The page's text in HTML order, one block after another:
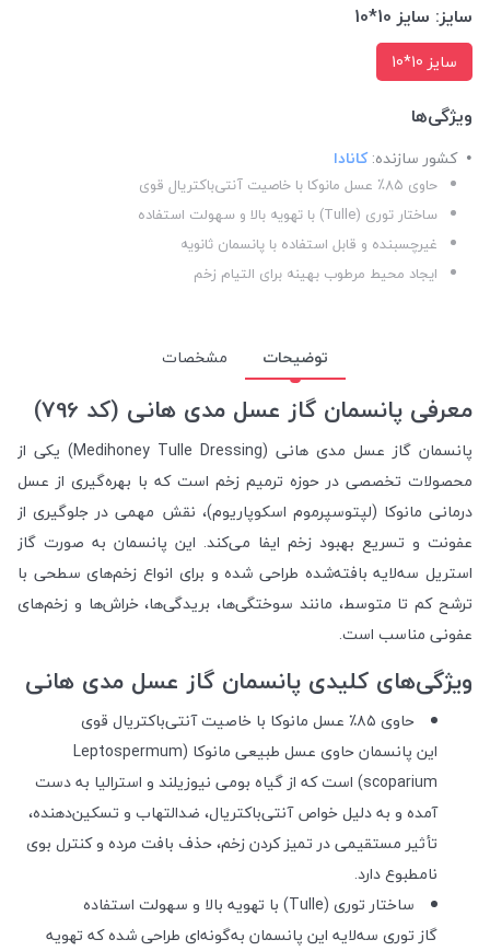
سایز: سایز 10*10
سایز 10*10
ویژگی‌ها
کشور سازنده: کانادا
حاوی ۸۵٪ عسل مانوکا با خاصیت آنتی‌باکتریال قوی
ساختار توری (Tulle) با تهویه بالا و سهولت استفاده
غیرچسبنده و قابل استفاده با پانسمان ثانویه
ایجاد محیط مرطوب بهینه برای التیام زخم
توضیحات مشخصات
معرفی پانسمان گاز عسل مدی هانی (کد 796)
پانسمان گاز عسل مدی هانی (Medihoney Tulle Dressing) یکی از
محصولات تخصصی در حوزه ترمیم زخم است که با بهره‌گیری از عسل
درمانی مانوکا (لپتوسپرموم اسکوپاریوم)، نقش مهمی در جلوگیری از
عفونت و تسریع بهبود زخم ایفا می‌کند. این پانسمان به صورت گاز
استریل سه‌لایه بافته‌شده طراحی شده و برای انواع زخم‌های سطحی با
ترشح کم تا متوسط، مانند سوختگی‌ها، بریدگی‌ها، خراش‌ها و زخم‌های
عفونی مناسب است.
ویژگی‌های کلیدی پانسمان گاز عسل مدی هانی
حاوی ۸۵٪ عسل مانوکا با خاصیت آنتی‌باکتریال قوی
این پانسمان حاوی عسل طبیعی مانوکا (Leptospermum
scoparium) است که از گیاه بومی نیوزیلند و استرالیا به دست
آمده و به دلیل خواص آنتی‌باکتریال، ضدالتهاب و تسکین‌دهنده،
تأثیر مستقیمی در تمیز کردن زخم، حذف بافت مرده و کنترل بوی
نامطبوع دارد.
ساختار توری (Tulle) با تهویه بالا و سهولت استفاده
گاز توری سه‌لایه این پانسمان به‌گونه‌ای طراحی شده که تهویه